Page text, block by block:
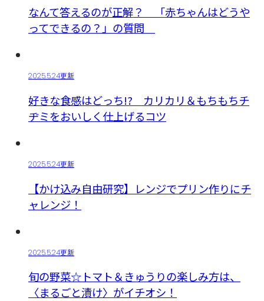
なんて答えるのが正解？ 「赤ちゃんはどうや
ってできるの？」の質問
2025.5.24更新
好きな食感はどっち!? カリカリ＆もちもちチ
ヂミをおいしく仕上げるコツ
2025.5.24更新
【かけ込み自由研究】レンジでプリン作りにチ
ャレンジ！
2025.5.24更新
旬の野菜☆トマト＆きゅうりの楽しみ方は、
〈まるごと漬け〉がイチオシ！